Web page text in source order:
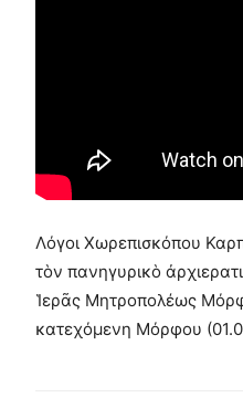
Λόγοι Χωρεπισκόπου
τὸν πανηγυρικὸ
Ἱερᾶς Μητροπολέως
κατεχόμενη Μόρφου